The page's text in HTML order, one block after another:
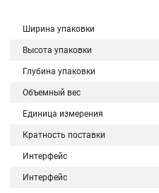
Ширина упаковки
Высота упаковки
Глубина упаковки
Объемный вес
Единица измерения
Кратность поставки
Интерфейс
Интерфейс